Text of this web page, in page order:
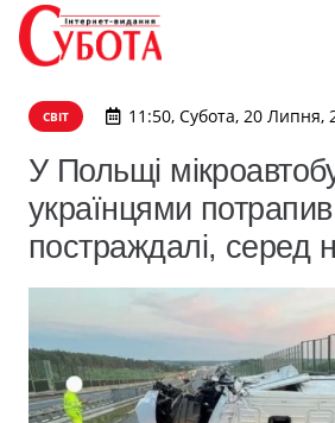
СВІТ 11:50, Субота, 20 Липня,
У Польщі
українцями
постраждалі, серед